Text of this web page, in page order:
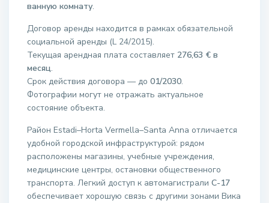
ванную комнату.
Договор аренды находится в рамках обязательной
социальной аренды (L 24/2015).
Текущая арендная плата составляет 276,63 € в
месяц.
Срок действия договора — до01/2030.
Фотографии могут не отражать актуальное
состояние объекта.
Район Estadi–Horta Vermella–Santa Anna отличается
удобной городской инфраструктурой: рядом
расположены магазины, учебные учреждения,
медицинские центры, остановки общественного
транспорта. Легкий доступ к автомагистралиC-17
обеспечивает хорошую связь с другими зонами Вика